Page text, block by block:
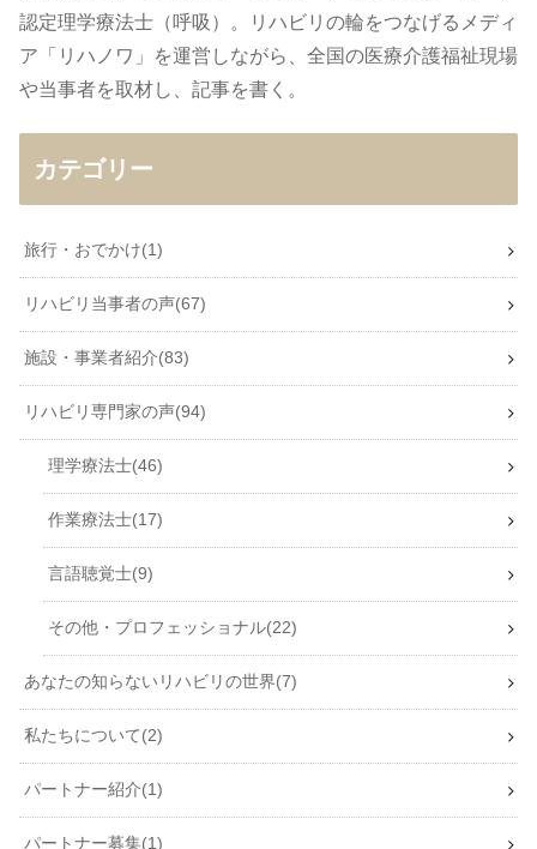
認定理学療法士（呼吸）。リハビリの輪をつなげるメディ
ア「リハノワ」を運営しながら、全国の医療介護福祉現場
や当事者を取材し、記事を書く。
カテゴリー
旅行・おでかけ 1
リハビリ当事者の声 67
施設・事業者紹介 83
リハビリ専門家の声 94
理学療法士 46
作業療法士 17
言語聴覚士 9
その他・プロフェッショナル 22
あなたの知らないリハビリの世界 7
私たちについて 2
パートナー紹介 1
パートナー募集 1